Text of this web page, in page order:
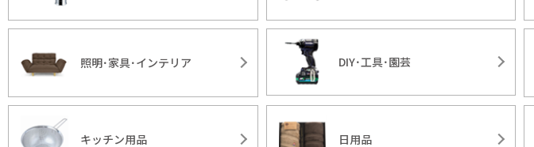
照明･家具･インテリア DIY･工具･園芸
キッチン用品 日用品